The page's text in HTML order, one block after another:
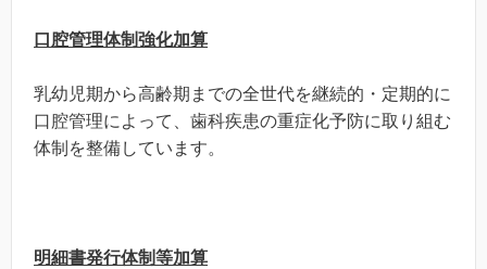
口腔管理体制強化加算
乳幼児期から高齢期までの全世代を継続的・定期的に
口腔管理によって、歯科疾患の重症化予防に取り組む
体制を整備しています。
明細書発行体制等加算